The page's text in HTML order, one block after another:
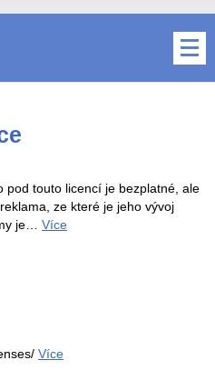
pod touto licencí je bezplatné, ale
ze které je jeho vývoj
je… Více
Více